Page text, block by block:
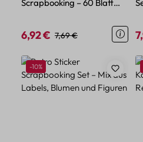
Scrapbooking – 60 Blatt
Verkaufspreis:
6,92 € Regulärer Preis:
7,69 €
Rabatt
-10%